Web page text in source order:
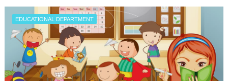
EDUCATIONAL DEPARTMENT